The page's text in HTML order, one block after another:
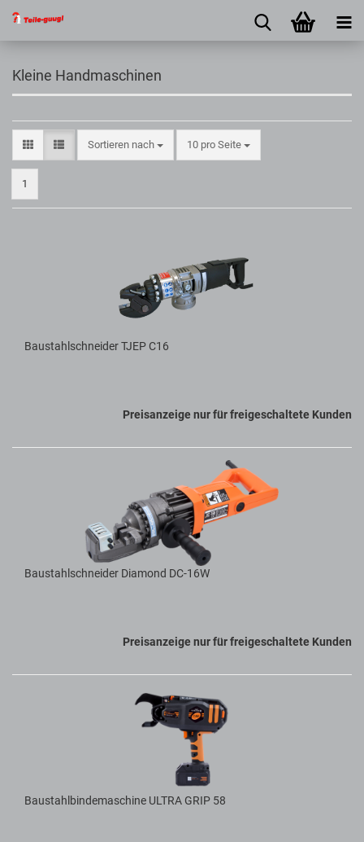
Kleine Handmaschinen
Sortieren nach 10 pro Seite
1
Baustahlschneider TJEP C16
Preisanzeige nur für freigeschaltete Kunden
Baustahlschneider Diamond DC-16W
Preisanzeige nur für freigeschaltete Kunden
Baustahlbindemaschine ULTRA GRIP 58